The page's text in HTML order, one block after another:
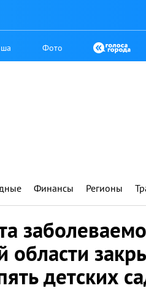
Фото
Финансы Регионы
области
детских